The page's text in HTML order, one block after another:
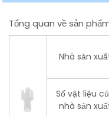
Tổng quan về sản
Nhà sản
Số vật liệu
nhà sản